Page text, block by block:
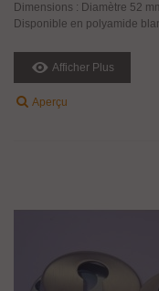
Dimensions : Diamètre 52
Disponible en polyamide
Afficher Plus
Aperçu